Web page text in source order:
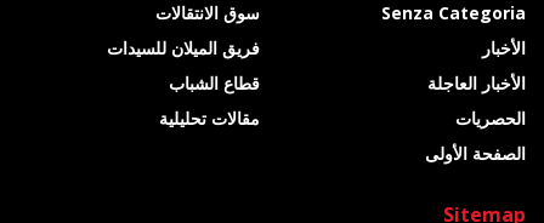
Senza Categoria
الأخبار
الأخبار العاجلة
الحصريات
الصفحة الأولى
سوق الانتقالات
فريق الميلان للسيدات
قطاع الشباب
مقالات تحليلية
Sitemap